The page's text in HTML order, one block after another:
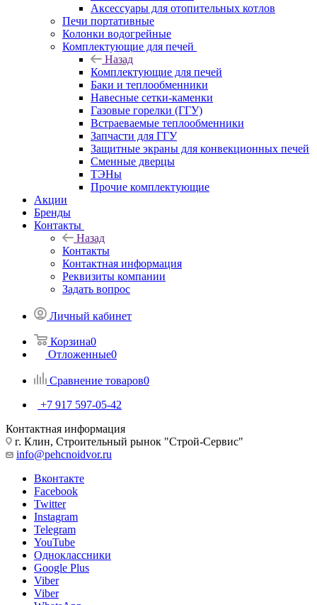
Аксессуары для отопительных котлов
Печи портативные
Колонки водогрейные
Комплектующие для печей
Назад
Комплектующие для печей
Баки и теплообменники
Навесные сетки-каменки
Газовые горелки (ГГУ)
Встраеваемые теплообменники
Запчасти для ГГУ
Защитные экраны для конвекционных печей
Сменные дверцы
ТЭНы
Прочие комплектующие
Акции
Бренды
Контакты
Назад
Контакты
Контактная информация
Реквизиты компании
Задать вопрос
Личный кабинет
Корзина0
Отложенные0
Сравнение товаров0
+7 917 597-05-42
Контактная информация
г. Клин, Строительный рынок "Строй-Сервис"
info@pehcnoidvor.ru
Вконтакте
Facebook
Twitter
Instagram
Telegram
YouTube
Одноклассники
Google Plus
Viber
Viber